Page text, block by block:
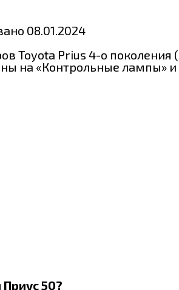
08.01.2024
Toyota Prius 4-о поколения
на «Контрольные лампы»
50?